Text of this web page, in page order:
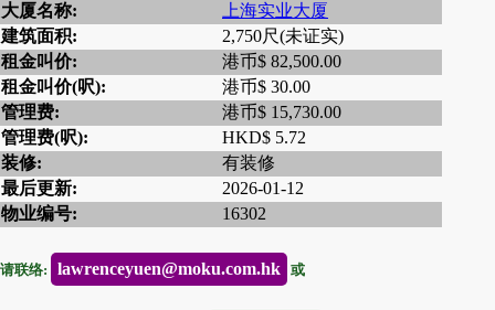
大厦名称:
上海实业大厦
建筑面积:
2,750尺(未证实)
租金叫价:
港币$ 82,500.00
租金叫价(呎):
港币$ 30.00
管理费:
港币$ 15,730.00
管理费(呎):
HKD$ 5.72
装修:
有装修
最后更新:
2026-01-12
物业编号:
16302
请联络: lawrenceyuen@moku.com.hk 或